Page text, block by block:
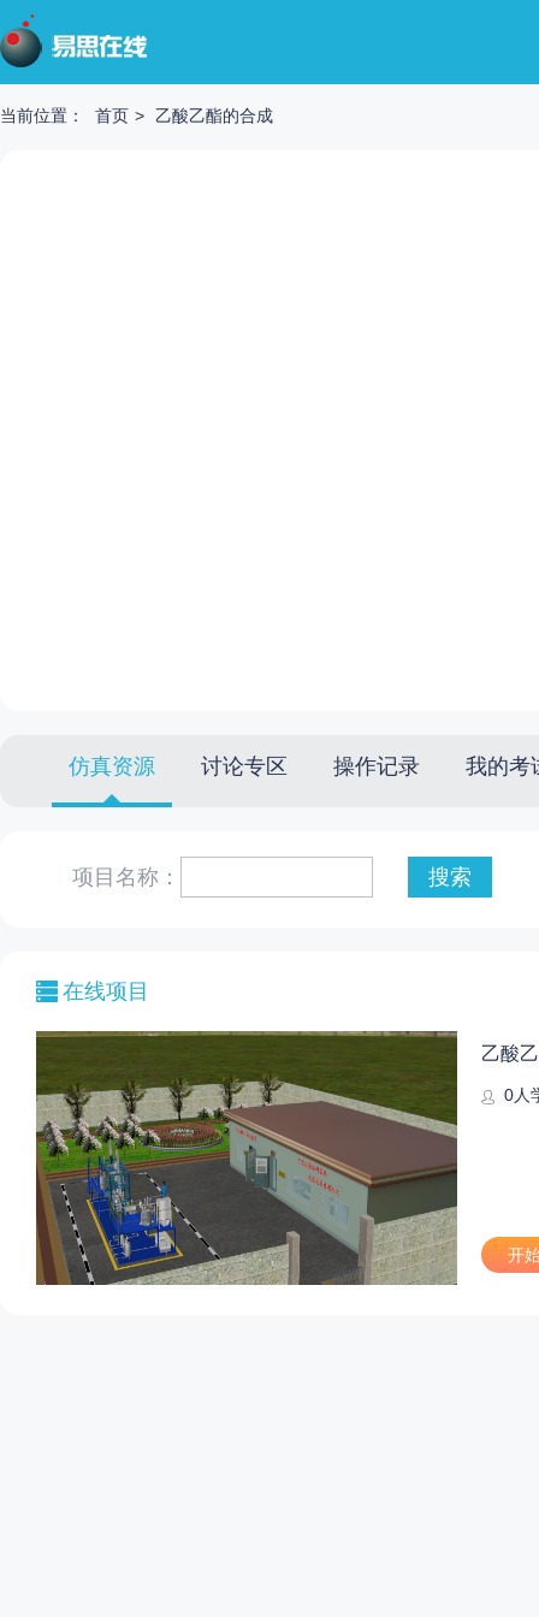
当前位置： 首页 > 乙酸乙酯的合成
仿真资源 讨论专区 操作记录 我的考
项目名称：
在线项目
乙酸
0人
开